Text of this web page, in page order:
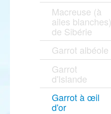
Macreuse (à
ailes blanches)
de Sibérie
Garrot albéole
Garrot
d'Islande
Garrot à œil
d'or